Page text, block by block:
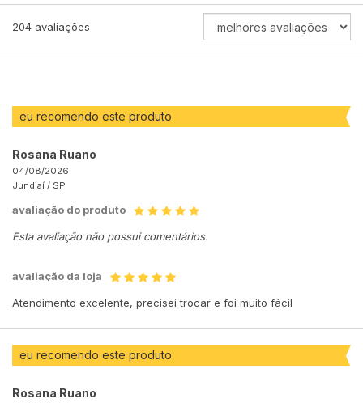
204 avaliações
ORDENAR
eu recomendo este produto
Rosana Ruano
04/08/2026
Jundiaí / SP
avaliação do produto
Esta avaliação não possui comentários.
avaliação da loja
Atendimento excelente, precisei trocar e foi muito fácil
eu recomendo este produto
Rosana Ruano